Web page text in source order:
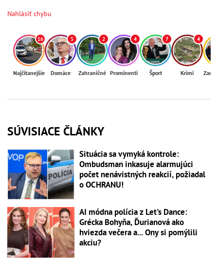
Nahlásiť chybu
16
Najčítanejšie
5
Domáce
2
Zahraničné
4
Prominenti
7
Šport
4
Krimi
SÚVISIACE ČLÁNKY
Situácia sa vymyká kontrole:
Ombudsman inkasuje alarmujúci
počet nenávistných reakcií, požiadal
o OCHRANU!
AI módna polícia z Let's Dance:
Grécka Bohyňa, Ďurianová ako
hviezda večera a... Ony si pomýlili
akciu?